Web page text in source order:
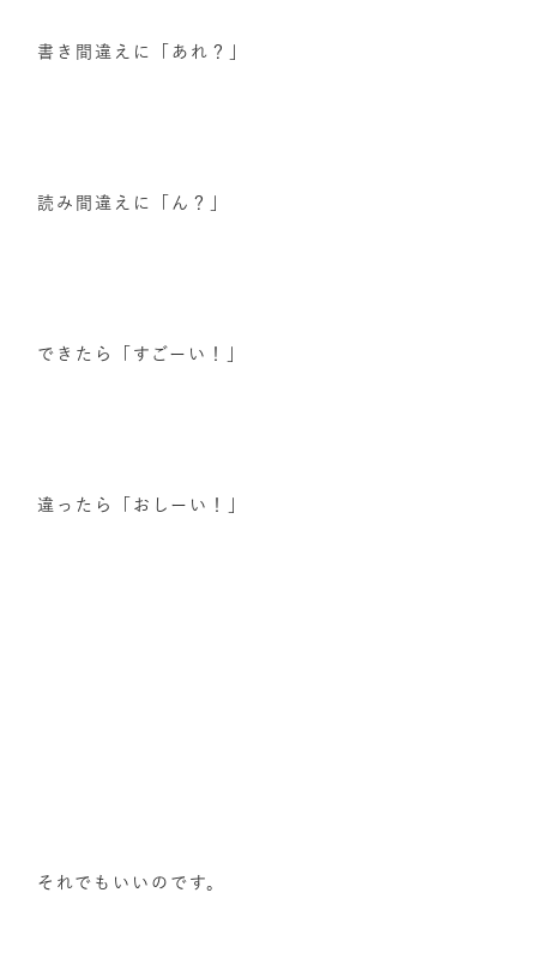
書き間違えに「あれ？」
読み間違えに「ん？」
できたら「すごーい！」
違ったら「おしーい！」
それでもいいのです。